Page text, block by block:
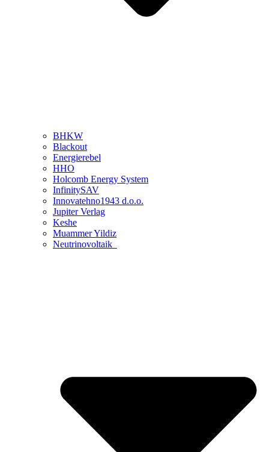
BHKW
Blackout
Energierebel
HHO
Holcomb Energy System
InfinitySAV
Innovatehno1943 d.o.o.
Jupiter Verlag
Keshe
Muammer Yildiz
Neutrinovoltaik